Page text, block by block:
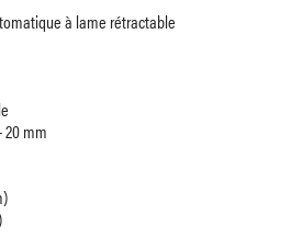
à lame rétractable
20 mm